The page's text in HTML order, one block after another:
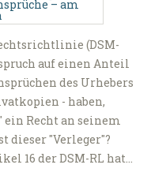
(DSM-
auf einen Anteil
des Urhebers
- haben,
ein Recht an seinem
dieser "Verleger"?
16 der DSM-RL hat…